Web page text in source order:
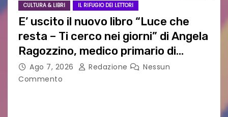
CULTURA & LIBRI IL RIFUGIO DEI LETTORI
E’ uscito il nuovo libro “Luce che
resta – Ti cerco nei giorni” di Angela
Ragozzino, medico primario di
Capua
Ago 7, 2026 Redazione
Nessun
Commento